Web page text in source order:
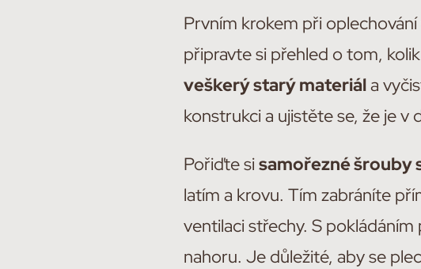
Prvním krokem při
připravte si přehled o tom,
veškerý starý materiála
konstrukci a ujistěte se, že je
Pořiďte sisamořezné šrouby
latím a krovu. Tím zabráníte
ventilaci střechy. S pokládáním
nahoru. Je důležité, aby se